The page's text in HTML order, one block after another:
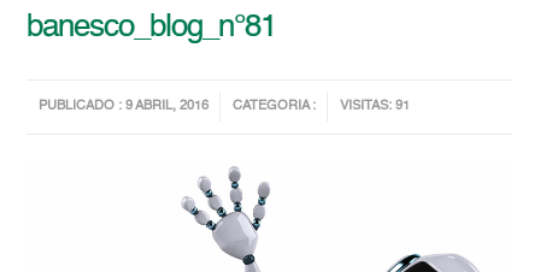
banesco_blog_n°81
PUBLICADO : 9 ABRIL, 2016 CATEGORIA : VISITAS: 91